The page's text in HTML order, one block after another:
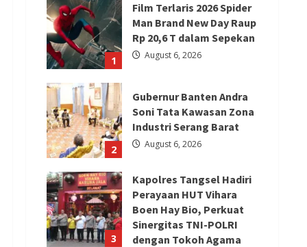
1
Film Terlaris 2026 Spider
Man Brand New Day Raup
Rp 20,6 T dalam Sepekan
August 6, 2026
2
Gubernur Banten Andra
Soni Tata Kawasan Zona
Industri Serang Barat
August 6, 2026
3
Kapolres Tangsel Hadiri
Perayaan HUT Vihara
Boen Hay Bio, Perkuat
Sinergitas TNI-POLRI
dengan Tokoh Agama